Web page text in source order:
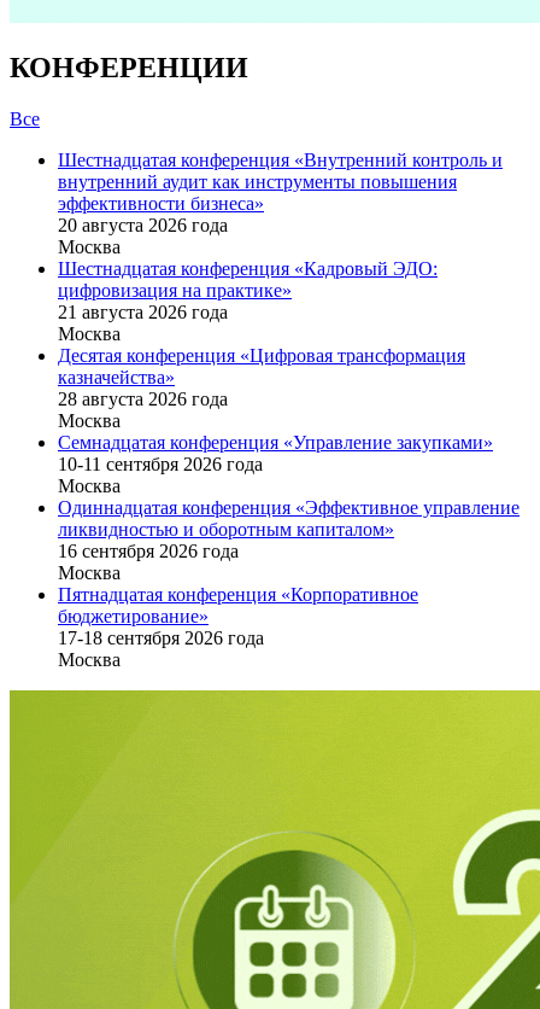
КОНФЕРЕНЦИИ
Все
Шестнадцатая конференция «Внутренний контроль и
внутренний аудит как инструменты повышения
эффективности бизнеса»
20 августа 2026 года
Москва
Шестнадцатая конференция «Кадровый ЭДО:
цифровизация на практике»
21 августа 2026 года
Москва
Десятая конференция «Цифровая трансформация
казначейства»
28 августа 2026 года
Москва
Семнадцатая конференция «Управление закупками»
10-11 сентября 2026 года
Москва
Одиннадцатая конференция «Эффективное управление
ликвидностью и оборотным капиталом»
16 cентября 2026 года
Москва
Пятнадцатая конференция «Корпоративное
бюджетирование»
17-18 сентября 2026 года
Москва